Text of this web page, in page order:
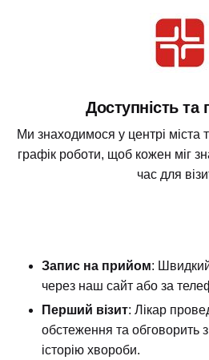
Доступність та
Ми знаходимося у центрі міста
графік роботи, щоб кожен міг
час для
Запис на прийом:
через наш сайт або за
Перший візит: Лікар
обстеження та обговорить
історію хвороби.